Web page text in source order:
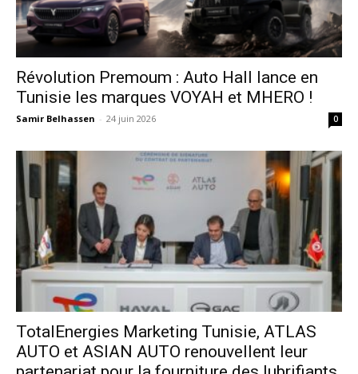
Révolution Premoum : Auto Hall lance en
Tunisie les marques VOYAH et MHERO !
Samir Belhassen - 24 juin 2026 0
TotalEnergies Marketing Tunisie, ATLAS
AUTO et ASIAN AUTO renouvellent leur